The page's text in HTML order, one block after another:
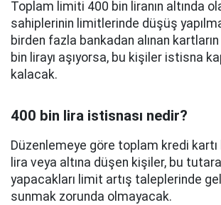
Toplam limiti 400 bin liranın altında
sahiplerinin limitlerinde düşüş
birden fazla bankadan alınan
bin lirayı aşıyorsa, bu kişiler istisna
kalacak.
400 bin lira istisnası nedir?
Düzenlemeye göre toplam kredi
lira veya altına düşen kişiler, bu
yapacakları limit artış taleplerinde
sunmak zorunda olmayacak.